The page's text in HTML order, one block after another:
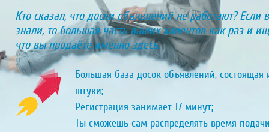
Кто сказал, что доски объявлений не работают? Если
знали, то большая часть ваших клиентов как раз и
что вы продаёте именно здесь.
Большая база досок объявлений, состоящая
штуки;
Регистрация занимает 17 минут;
Ты сможешь сам распределять время